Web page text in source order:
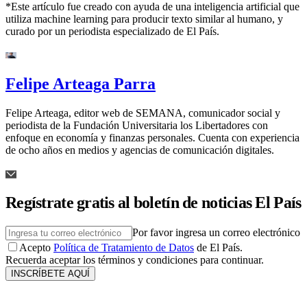
*Este artículo fue creado con ayuda de una inteligencia artificial que
utiliza machine learning para producir texto similar al humano, y
curado por un periodista especializado de El País.
Felipe Arteaga Parra
Felipe Arteaga, editor web de SEMANA, comunicador social y
periodista de la Fundación Universitaria los Libertadores con
enfoque en economía y finanzas personales. Cuenta con experiencia
de ocho años en medios y agencias de comunicación digitales.
Regístrate gratis al boletín de noticias El País
Por favor ingresa un correo electrónico
Acepto Política de Tratamiento de Datos de El País.
Recuerda aceptar los términos y condiciones para continuar.
INSCRÍBETE AQUÍ